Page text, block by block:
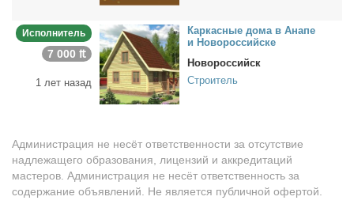
Исполнитель
7 000 ₶
1 лет назад
Кар­кас­ные до­ма в Ана­пе
и Но­во­рос­сий­ске
Новороссийск
Строитель
Администрация не несёт ответственности за отсутствие
надлежащего образования, лицензий и аккредитаций
мастеров. Администрация не несёт ответственность за
содержание объявлений. Не является публичной офертой.